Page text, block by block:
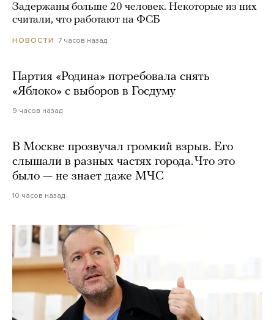
Задержаны больше 20 человек. Некоторые из них
считали, что работают на ФСБ
НОВОСТИ 7 часов назад
Партия «Родина» потребовала снять
«Яблоко» с выборов в Госдуму
9 часов назад
В Москве прозвучал громкий взрыв. Его
слышали в разных частях города. Что это
было — не знает даже МЧС
10 часов назад